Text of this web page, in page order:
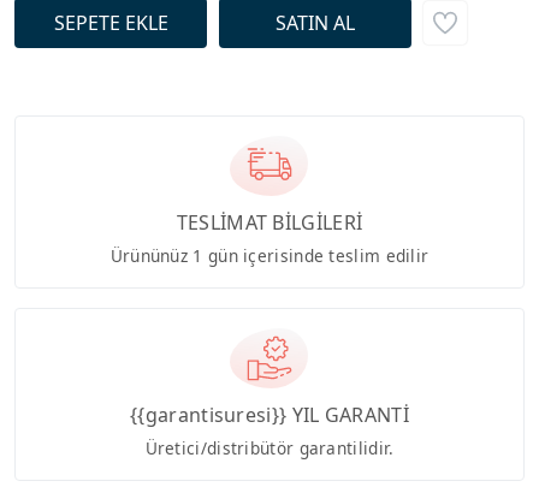
TESLİMAT BİLGİLERİ
Ürününüz 1 gün içerisinde teslim edilir
{{garantisuresi}} YIL GARANTİ
Üretici/distribütör garantilidir.